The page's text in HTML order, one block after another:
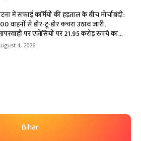
में सफाई कर्मियों की हड़ताल के बीच मोर्चाबंदी:
वाहनों से डोर-टू-डोर कचरा उठाव जारी,
पर एजेंसियों पर 21.95 करोड़ रुपये का...
4, 2026
Bihar